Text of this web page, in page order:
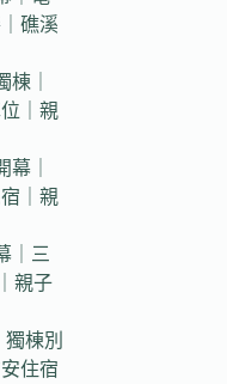
礁溪
棟｜
｜親
幕｜
｜親
｜三
親子
棟別
住宿